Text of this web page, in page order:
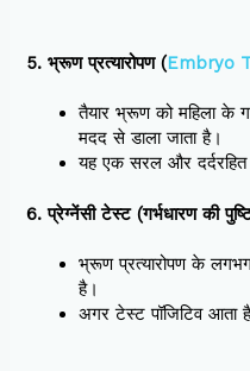
5. भ्रूण प्रत्यारोपण (Embryo
तैयार भ्रूण को महिला के
मदद से डाला जाता है।
यह एक सरल और दर्दरहित
6. प्रेग्नेंसी टेस्ट (गर्भधारण की
भ्रूण प्रत्यारोपण के लगभग
है।
अगर टेस्ट पॉजिटिव आता